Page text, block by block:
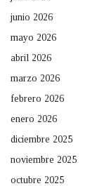
junio 2026
mayo 2026
abril 2026
marzo 2026
febrero 2026
enero 2026
diciembre 2025
noviembre 2025
octubre 2025